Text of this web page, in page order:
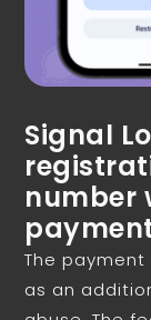
Signal
number
The
as an